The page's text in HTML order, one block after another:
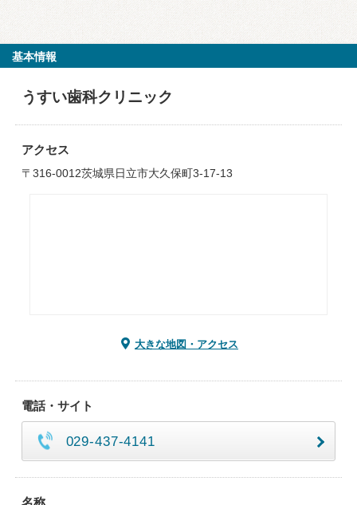
基本情報
うすい歯科クリニック
アクセス
〒316-0012茨城県日立市大久保町3-17-13
大きな地図・アクセス
電話・サイト
029-437-4141
名称